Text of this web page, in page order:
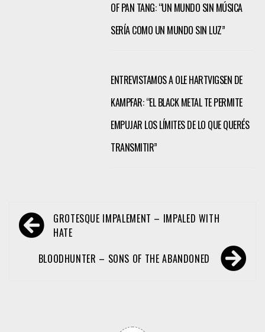
OF PAN TANG: “UN MUNDO SIN MÚSICA
SERÍA COMO UN MUNDO SIN LUZ”
ENTREVISTAMOS A OLE HARTVIGSEN DE
KAMPFAR: “EL BLACK METAL TE PERMITE
EMPUJAR LOS LÍMITES DE LO QUE QUERÉS
TRANSMITIR”
Navegación
de
entradas
GROTESQUE IMPALEMENT – IMPALED WITH
HATE
BLOODHUNTER – SONS OF THE ABANDONED